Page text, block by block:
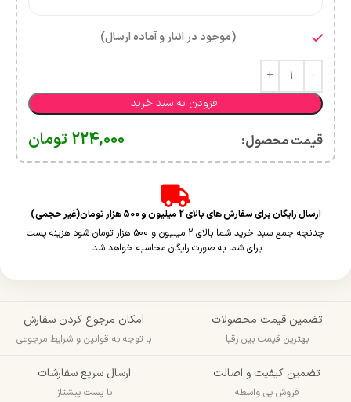
(موجود در انبار و آماده ارسال)
افزودن به سبد خرید
قیمت محصول:​ 224,000 تومان
ارسال رایگان برای سفارش های بالای 2 میلیون و 500 هزار تومان(غیر حجمی)
چنانچه جمع سبد خرید شما بالای 2 میلیون و 500 هزار تومان شود هزینه پست
برای شما به صورت رایگان محاسبه خواهد شد.
تضمین قیمت محصولات
بهترین قیمت بین رقبا
امکان مرجوع کردن سفارش
با توجه به قوانین و شرایط مرجوعی
تضمین کیفیت و اصالت
فروش بی واسطه
ارسال سریع سفارشات
با پست پیشتاز